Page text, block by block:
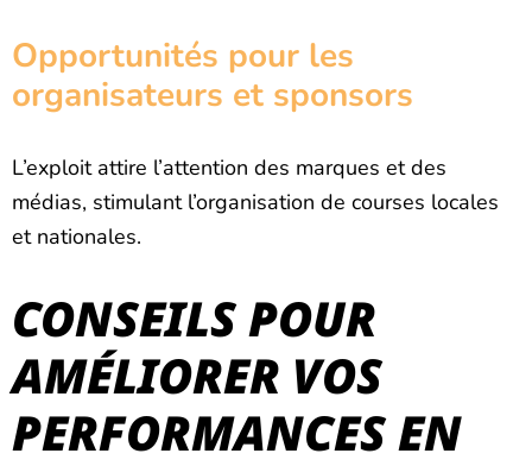
Opportunités pour les
organisateurs et sponsors
L’exploit attire l’attention des marques et des
médias, stimulant l’organisation de courses locales
et nationales.
CONSEILS POUR
AMÉLIORER VOS
PERFORMANCES EN